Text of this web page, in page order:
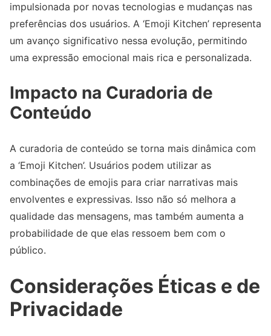
impulsionada por novas tecnologias e mudanças nas
preferências dos usuários. A ‘Emoji Kitchen’ representa
um avanço significativo nessa evolução, permitindo
uma expressão emocional mais rica e personalizada.
Impacto na Curadoria de
Conteúdo
A curadoria de conteúdo se torna mais dinâmica com
a ‘Emoji Kitchen’. Usuários podem utilizar as
combinações de emojis para criar narrativas mais
envolventes e expressivas. Isso não só melhora a
qualidade das mensagens, mas também aumenta a
probabilidade de que elas ressoem bem com o
público.
Considerações Éticas e de
Privacidade